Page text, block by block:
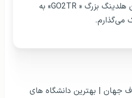
کاربران هلدینگ بزرگ « GO2TR» به
می‌گذارم.
جهان | بهترین دانشگاه های